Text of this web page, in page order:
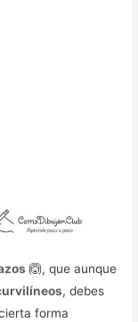
🙆, que aunque
, debes
forma